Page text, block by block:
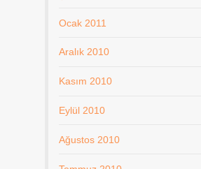
Ocak 2011
Aralık 2010
Kasım 2010
Eylül 2010
Ağustos 2010